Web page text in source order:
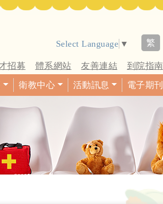
Select Language ▼ 繁
招募 體系網站 友善連結 到院指南
衛教中心 活動訊息 電子期刊